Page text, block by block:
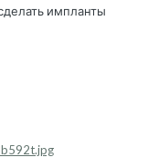
импланты